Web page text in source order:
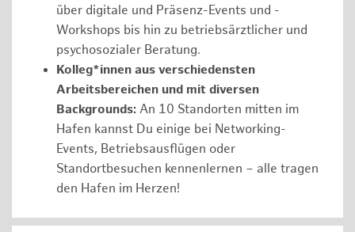
über digitale und Präsenz-Events und -
Workshops bis hin zu betriebsärztlicher und
psychosozialer Beratung.
Kolleg*innen aus verschiedensten
Arbeitsbereichen und mit diversen
Backgrounds: An 10 Standorten mitten im
Hafen kannst Du einige bei Networking-
Events, Betriebsausflügen oder
Standortbesuchen kennenlernen – alle tragen
den Hafen im Herzen!